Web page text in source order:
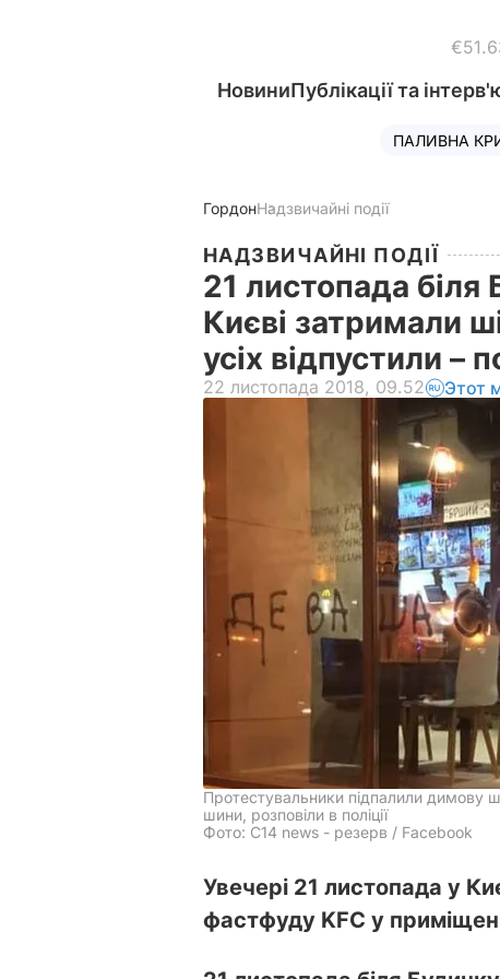
НовиниПублікації та
ПАЛИВНА
ГордонНадзвичайні події
НАДЗВИЧАЙНІ ПОДІЇ
21 листопада біля
Києві затримали
усіх відпустили –
22 листопада 2018, 09.52 Этот
Протестувальники підпалили димову
шини, розповіли в поліції
Фото: C14 news - резерв / Facebook
Увечері 21 листопада у
фастфуду KFC у